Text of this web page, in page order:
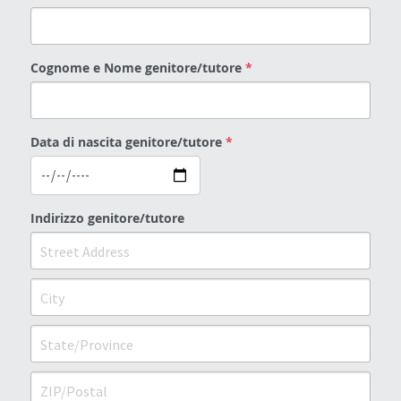
Cognome e Nome genitore/tutore*
Data di nascita genitore/tutore*
Indirizzo genitore/tutore